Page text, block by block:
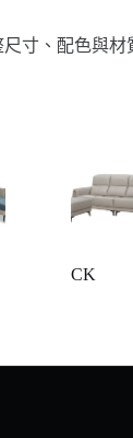
寸、配色與
CK